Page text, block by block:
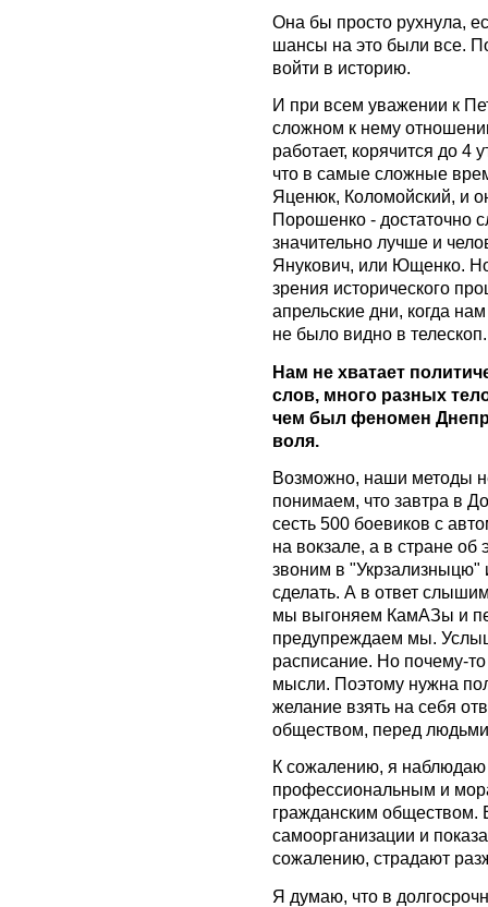
Она бы просто рухнула,
шансы на это были все.
войти в историю.
И при всем уважении к
сложном к нему
работает, корячится до 4
что в самые сложные
Яценюк, Коломойский, и
Порошенко - достаточно
значительно лучше и
Янукович, или Ющенко.
зрения исторического
апрельские дни, когда
не было видно в телескоп.
Нам не хватает
слов, много разных
чем был феномен
воля.
Возможно, наши методы
понимаем, что завтра в
сесть 500 боевиков с
на вокзале, а в стране об
звоним в "Укрзализныцю"
сделать. А в ответ
мы выгоняем КамАЗы и
предупреждаем мы.
расписание. Но почему-
мысли. Поэтому нужна
желание взять на себя
обществом, перед
К сожалению, я
профессиональным и
гражданским обществом.
самоорганизации и
сожалению, страдают
Я думаю, что в